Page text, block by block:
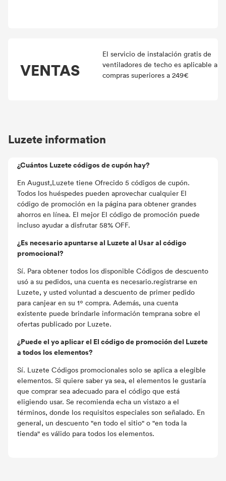
VENTAS
El servicio de instalación gratis de
ventiladores de techo es aplicable a
compras superiores a 249€
Luzete information
¿Cuántos Luzete códigos de cupón hay?
En August,Luzete tiene Ofrecido 5 códigos de cupón.
Todos los huéspedes pueden aprovechar cualquier El
código de promoción en la página para obtener grandes
ahorros en línea. El mejor El código de promoción puede
incluso ayudar a disfrutar 58% OFF.
¿Es necesario apuntarse al Luzete al Usar al código
promocional?
Sí. Para obtener todos los disponible Códigos de descuento
usó a su pedidos, una cuenta es necesario.registrarse en
Luzete, y usted voluntad a descuento de primer pedido
para canjear en su 1º compra. Además, una cuenta
existente puede brindarle información temprana sobre el
ofertas publicado por Luzete.
¿Puede el yo aplicar el El código de promoción del Luzete
a todos los elementos?
Sí. Luzete Códigos promocionales solo se aplica a elegible
elementos. Si quiere saber ya sea, el elementos le gustaría
que comprar sea adecuado para el código que está
eligiendo usar. Se recomienda echa un vistazo a el
términos, donde los requisitos especiales son señalado. En
general, un descuento "en todo el sitio" o "en toda la
tienda" es válido para todos los elementos.